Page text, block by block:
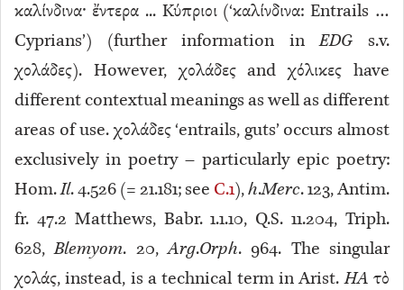
καλίνδινα· ἔντερα ... Κύπριοι (‘καλίνδινα: Entrails …
Cyprians’) (further information inEDG s.v.
χολάδες). However, χολάδες and χόλικες have
different contextual meanings as well as different
areas of use. χολάδες ‘entrails, guts’ occurs almost
exclusively in poetry– particularly epic poetry:
Hom.Il. 4.526 (= 21.181; see C.1),h.Merc. 123, Antim.
fr. 47.2 Matthews, Babr. 1.1.10, Q.S. 11.204, Triph.
628,Blemyom. 20,Arg.Orph. 964. The singular
χολάς, instead, is a technical termin Arist.HA τὸ